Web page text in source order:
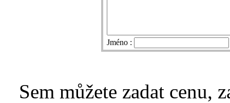
Jméno :
Sem můžete zadat cenu,